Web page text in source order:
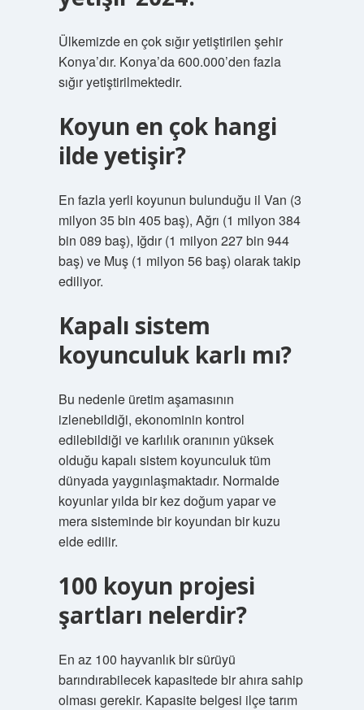
Ülkemizde en çok sığır yetiştirilen şehir
Konya’dır. Konya’da 600.000’den fazla
sığır yetiştirilmektedir.
Koyun en çok hangi
ilde yetişir?
En fazla yerli koyunun bulunduğu il Van (3
milyon 35 bin 405 baş), Ağrı (1 milyon 384
bin 089 baş), Iğdır (1 milyon 227 bin 944
baş) ve Muş (1 milyon 56 baş) olarak takip
ediliyor.
Kapalı sistem
koyunculuk karlı mı?
Bu nedenle üretim aşamasının
izlenebildiği, ekonominin kontrol
edilebildiği ve karlılık oranının yüksek
olduğu kapalı sistem koyunculuk tüm
dünyada yaygınlaşmaktadır. Normalde
koyunlar yılda bir kez doğum yapar ve
mera sisteminde bir koyundan bir kuzu
elde edilir.
100 koyun projesi
şartları nelerdir?
En az 100 hayvanlık bir sürüyü
barındırabilecek kapasitede bir ahıra sahip
olması gerekir. Kapasite belgesi ilçe tarım